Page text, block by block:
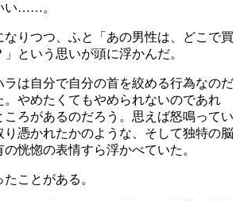
い……。
りつつ、ふと「あの男性は、どこで買
という思いが頭に浮かんだ。
は自分で自分の首を絞める行為なのだ
。やめたくてもやめられないのであれ
ころがあるのだろう。思えば怒鳴ってい
り憑かれたかのような、そして独特の脳
恍惚の表情すら浮かべていた。
ことがある。